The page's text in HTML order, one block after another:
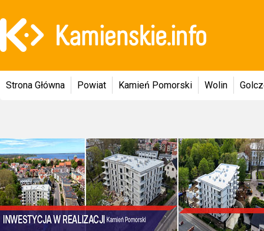
Strona Główna Powiat Kamień Pomorski Wolin